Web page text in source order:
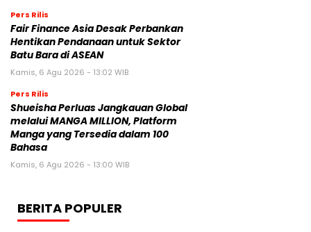
Pers Rilis
Fair Finance Asia Desak Perbankan
Hentikan Pendanaan untuk Sektor
Batu Bara di ASEAN
Kamis, 6 Agu 2026 - 13:02 WIB
Pers Rilis
Shueisha Perluas Jangkauan Global
melalui MANGA MILLION, Platform
Manga yang Tersedia dalam 100
Bahasa
Kamis, 6 Agu 2026 - 13:00 WIB
BERITA POPULER